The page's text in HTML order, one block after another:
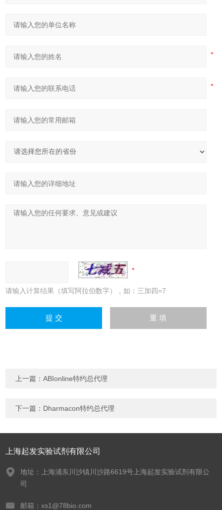
请输入计算结果（填写阿拉伯数字），如：三加四=7
上一篇：ABIonline特约总代理
下一篇： Dharmacon特约总代理
上海起发实验试剂有限公司
地址：上海浦东川沙镇川沙路6619号上海起发实验试剂有限公
司
邮箱：xs1@78bio.com